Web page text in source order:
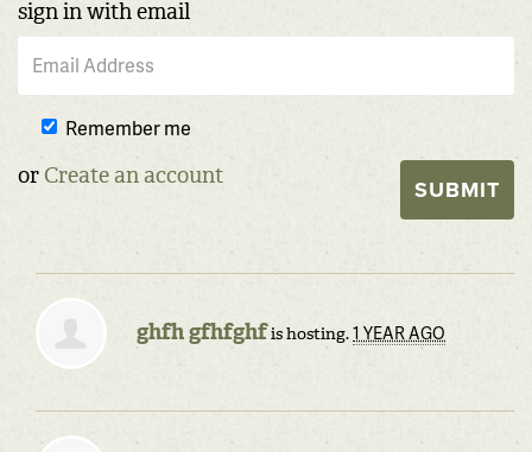
sign in with email
Remember me
or Create an account
ghfh gfhfghfis hosting.1 YEAR AGO